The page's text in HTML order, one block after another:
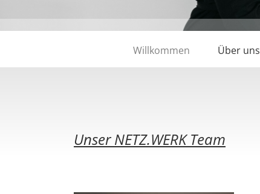
Willkommen Über uns
Unser NETZ.WERK Team